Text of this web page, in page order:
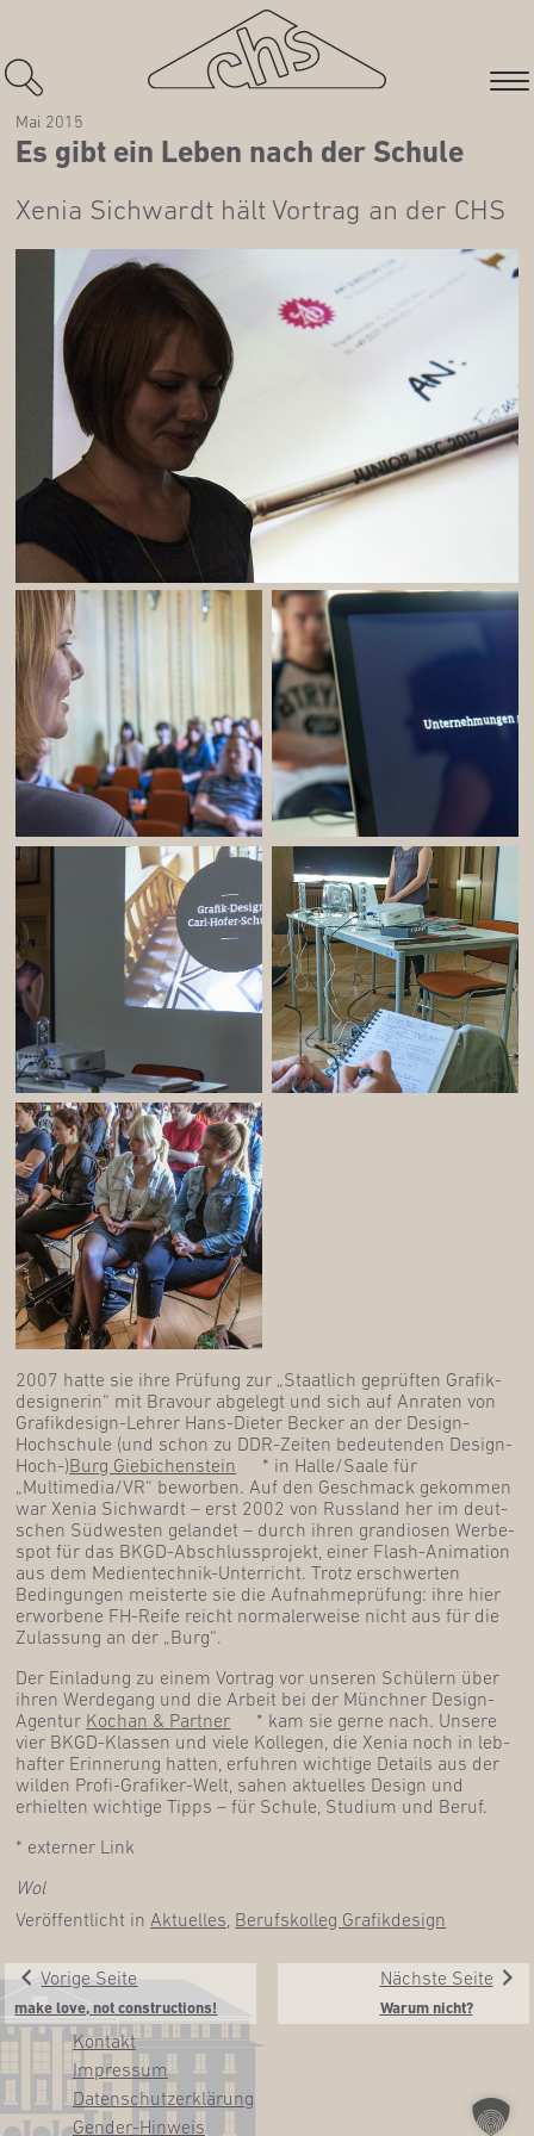
Es gibt ein Leben nach der Schule
Mai 2015
Xenia Sich­wardt hält Vor­trag an der CHS
2007 hat­te sie ihre Prü­fung zur „Staat­lich geprüf­ten Gra­fik­
de­si­gne­rin“ mit Bra­vour abge­legt und sich auf Anra­ten von
Gra­fik­de­sign-Leh­rer Hans-Die­ter Becker an der Design-
Hoch­schu­le (und schon zu DDR-Zei­ten bedeu­ten­den Design-
Hoch-)Burg Gie­bi­chen­stein
* in Halle/Saale für
„Multimedia/VR“ bewor­ben. Auf den Geschmack gekom­men
war Xenia Sich­wardt – erst 2002 von Russ­land her im deut­
schen Süd­wes­ten gelan­det – durch ihren gran­dio­sen Wer­be­
spot für das BKGD-Abschluss­pro­jekt, einer Flash-Ani­ma­ti­on
aus dem Medi­en­tech­nik-Unter­richt. Trotz erschwer­ten
Bedin­gun­gen meis­ter­te sie die Auf­nah­me­prü­fung: ihre hier
erwor­be­ne FH-Rei­fe reicht nor­ma­ler­wei­se nicht aus für die
Zulas­sung an der „Burg“.
Der Ein­la­dung zu einem Vor­trag vor unse­ren Schü­lern über
ihren Wer­de­gang und die Arbeit bei der Münch­ner Design-
Agen­tur Kochan & Part­ner
* kam sie ger­ne nach. Unse­re
vier BKGD-Klas­sen und vie­le Kol­le­gen, die Xenia noch in leb­
haf­ter Erin­ne­rung hat­ten, erfuh­ren wich­ti­ge Details aus der
wil­den Pro­fi-Gra­fi­ker-Welt, sahen aktu­el­les Design und
erhiel­ten wich­ti­ge Tipps – für Schu­le, Stu­di­um und Beruf.
* exter­ner Link
Wol
Veröffentlicht in Aktuelles Berufskolleg Grafikdesign
Vorige Seite
make love, not constructions!
Nächste Seite
War­um nicht?
Kon­takt
Impres­sum
Daten­schutz­er­klä­rung
Gen­­der-Hin­­weis